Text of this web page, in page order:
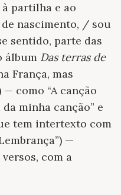
partilha e ao
nascimento, / sou
sentido, parte das
álbum Das terras de
França, mas
como “A canção
minha canção” e
tem intertexto com
—
com a